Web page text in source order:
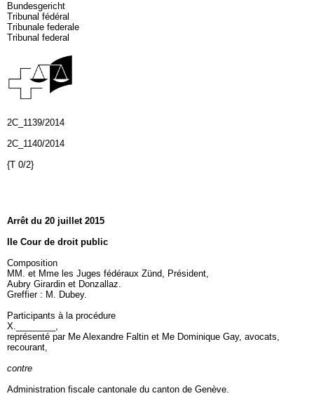
Bundesgericht
Tribunal fédéral
Tribunale federale
Tribunal federal
2C_1139/2014
2C_1140/2014
{T 0/2}
Arrêt du 20 juillet 2015
IIe Cour de droit public
Composition
MM. et Mme les Juges fédéraux Zünd, Président,
Aubry Girardin et Donzallaz.
Greffier : M. Dubey.
Participants à la procédure
X.________,
représenté par Me Alexandre Faltin et Me Dominique Gay, avocats,
recourant,
contre
Administration fiscale cantonale du canton de Genève.